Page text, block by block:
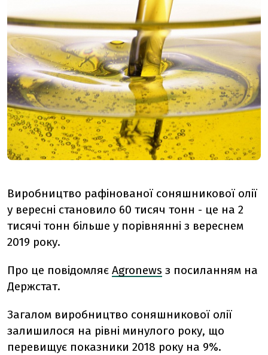
Виробництво рафінованої соняшникової олії
у вересні становило 60 тисяч тонн - це на 2
тисячі тонн більше у порівнянні з вереснем
2019 року.
Про це повідомляє Agronews з посиланням на
Держстат.
Загалом виробництво соняшникової олії
залишилося на рівні минулого року, що
перевищує показники 2018 року на 9%.